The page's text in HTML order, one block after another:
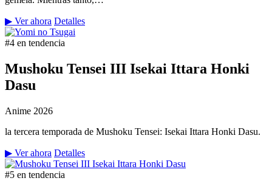
▶ Ver ahora Detalles
#4 en tendencia
Mushoku Tensei III Isekai Ittara Honki
Dasu
Anime 2026
la tercera temporada de Mushoku Tensei: Isekai Ittara Honki Dasu.
▶ Ver ahora Detalles
#5 en tendencia